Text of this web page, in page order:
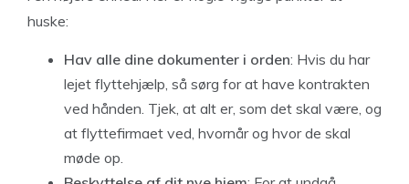
huske:
Hav alle dine dokumenter i orden: Hvis du har
lejet flyttehjælp, så sørg for at have kontrakten
ved hånden. Tjek, at alt er, som det skal være, og
at flyttefirmaet ved, hvornår og hvor de skal
møde op.